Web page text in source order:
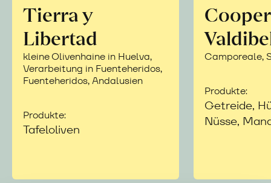
Tierra y
Libertad
kleine Olivenhaine in Huelva,
Verarbeitung in Fuenteheridos,
Fuenteheridos, Andalusien
Produkte:
Tafeloliven
Camporeale,
Produkte:
Getreide,
Nüsse,